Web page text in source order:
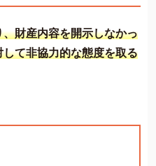
財産内容を開示しなかっ
て非協力的な態度を取る